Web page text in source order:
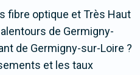
fibre optique et Très Haut
de Germigny-
de Germigny-sur-Loire ?
et les taux